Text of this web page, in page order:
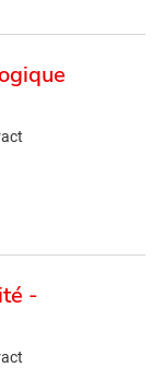
-